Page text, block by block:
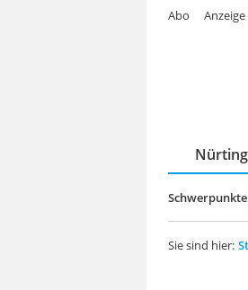
Schwerpunkte
Abo
Sie sind hier: